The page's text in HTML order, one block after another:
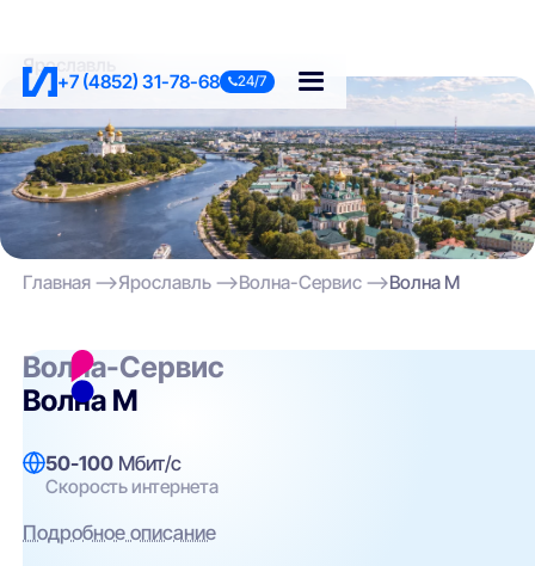
+7 (4852) 31-78-68 24/7
Ярославль
Главная Ярославль Волна-Сервис Волна M
Волна-Сервис
Волна M
50-100 Мбит/с
Скорость интернета
Подробное описание